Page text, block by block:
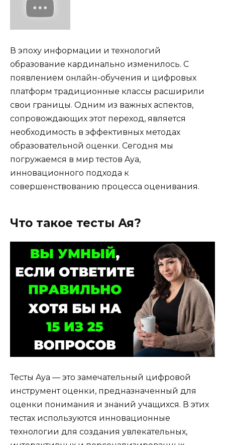
В эпоху информации и технологий
образование кардинально изменилось. С
появлением онлайн-обучения и цифровых
платформ традиционные классы расширили
свои границы. Одним из важных аспектов,
сопровождающих этот переход, является
необходимость в эффективных методах
образовательной оценки. Сегодня мы
погружаемся в мир тестов Aya,
инновационного подхода к
совершенствованию процесса оценивания.
Что такое тесты Ая?
Тесты Aya — это замечательный цифровой
инструмент оценки, предназначенный для
оценки понимания и знаний учащихся. В этих
тестах используются инновационные
технологии для создания увлекательных,